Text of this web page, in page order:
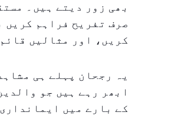
بھی زور دیتے ہیں۔
صرف تفریح فراہم کریں
کریں، اور مثالیں قائم
یہ رجحان پہلے ہی
ابھر رہے ہیں جو
کے بارے میں